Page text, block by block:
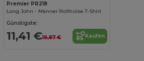
Premier PR218
Long John - Männer Rollhülse T-Shirt
Günstigste:
11,41 €19,87 € Kaufen